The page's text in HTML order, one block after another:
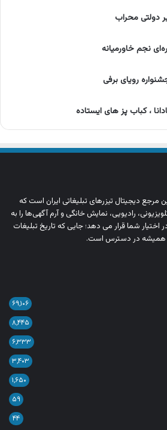
دولتی محراب
نجم خاورمیانه
رویای برفی
، کباب پز های ایستاده
مرجع دیجیتال تیزرهای تبلیغاتی ایران است که
رادیویی، نمایش خانگی و آرم‌ آگهی‌ها را به‌
شما قرار می‌ دهد؛ جایی که تاریخ تبلیغات
همیشه در دسترس است.
۶۹,۱۰۶
۸,۴۴۵
۶,۳۳۳
۳,۴۰۳
۱,۶۵۰
۵۹
۴۴